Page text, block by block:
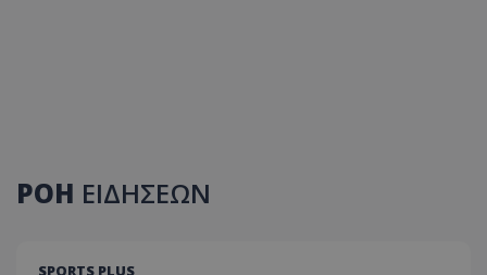
ΡΟΗ ΕΙΔΗΣΕΩΝ
SPORTS PLUS